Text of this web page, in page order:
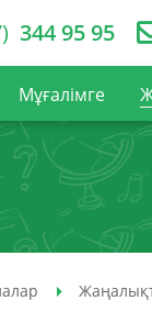
344 95 95
Мұғалімге